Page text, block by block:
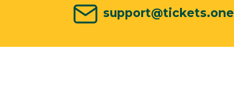
support@tickets.one